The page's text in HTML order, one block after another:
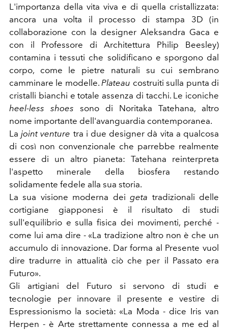
L'importanza della vita viva e di quella cristallizzata:
ancora una volta il processo di stampa 3D (in
collaborazione con la designer Aleksandra Gaca e
con il Professore di Architettura Philip Beesley)
contamina i tessuti che solidificano e sporgono dal
corpo, come le pietre naturali su cui sembrano
camminare le modelle.Plateau costruiti sulla punta di
cristalli bianchi e totale assenza di tacchi. Le iconiche
heel-less shoes sono di Noritaka Tatehana, altro
nome importante dell'avanguardia contemporanea.
Lajoint venture tra i due designer dà vita a qualcosa
di così non convenzionale che parrebbe realmente
essere di un altro pianeta: Tatehana reinterpreta
l'aspetto minerale della biosfera restando
solidamente fedele alla sua storia.
La sua visione moderna deigeta tradizionali delle
cortigiane giapponesi è il risultato di studi
sull'equilibrio e sulla fisica dei movimenti, perché -
come lui ama dire - «La tradizione altro non è che un
accumulo di innovazione. Dar forma al Presente vuol
dire tradurre in attualità ciò che per il Passato era
Futuro».
Gli artigiani del Futuro si servono di studi e
tecnologie per innovare il presente e vestire di
Espressionismo la società: «La Moda - dice Iris van
Herpen - è Arte strettamente connessa a me ed al